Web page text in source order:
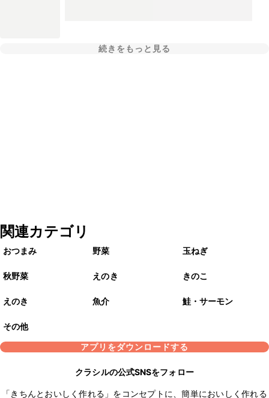
続きをもっと見る
関連カテゴリ
おつまみ 野菜 玉ねぎ
秋野菜 えのき きのこ
えのき 魚介 鮭・サーモン
その他
アプリをダウンロードする
クラシルの公式SNSをフォロー
「きちんとおいしく作れる」をコンセプトに、簡単においしく作れる